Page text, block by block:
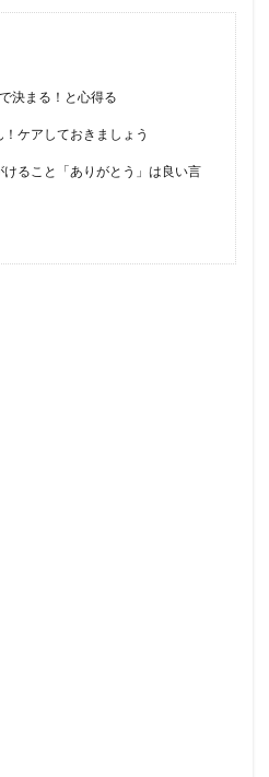
決まる！と心得る
ケアしておきましょう
ること「ありがとう」は良い言